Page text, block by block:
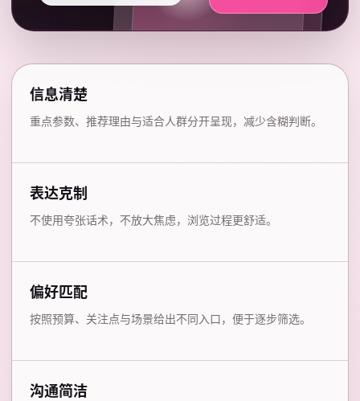
信息清楚
重点参数、推荐理由与适合人群分开呈现，减少含糊判断。
表达克制
不使用夸张话术，不放大焦虑，浏览过程更舒适。
偏好匹配
按照预算、关注点与场景给出不同入口，便于逐步筛选。
沟通简洁